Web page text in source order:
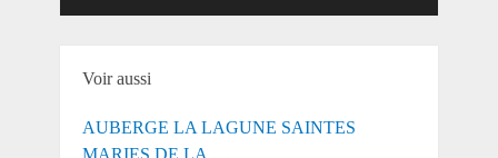
Voir aussi
AUBERGE LA LAGUNE SAINTES